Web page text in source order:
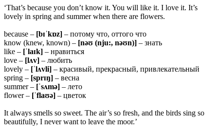
‘That’s because you don’t know it. You will like it. I love it. It’s
lovely in spring and summer when there are flowers.
because – [bɪˈkɒz] – потому что, оттого что
know (knew, known) – [nəʊ (nju:, nəʊn)] – знать
like – [ˈlaɪk] – нравиться
love – [lʌv] – любить
lovely – [ˈlʌvli] – красивый, прекрасный, привлекательный
spring – [sprɪŋ] – весна
summer – [ˈsʌmə] – лето
flower – [ˈflaʊə] – цветок
It always smells so sweet. The air’s so fresh, and the birds sing so
beautifully, I never want to leave the moor.’